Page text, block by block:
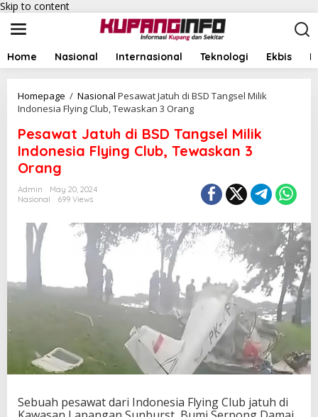
Skip to content
Home Nasional Internasional Teknologi Ekbis
Homepage / Nasional Pesawat Jatuh di BSD Tangsel Milik
Indonesia Flying Club, Tewaskan 3 Orang
Pesawat Jatuh di BSD Tangsel Milik
Indonesia Flying Club, Tewaskan 3
Orang
Admin
May 20, 2024
Nasional
699 Views
Sebuah pesawat dari Indonesia Flying Club jatuh di